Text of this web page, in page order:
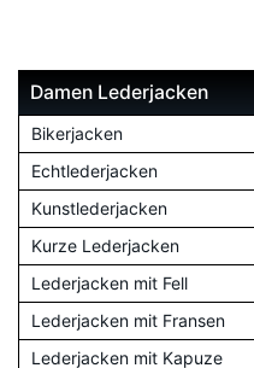
Damen Lederjacken
Bikerjacken
Echtlederjacken
Kunstlederjacken
Kurze Lederjacken
Lederjacken mit Fell
Lederjacken mit Fransen
Lederjacken mit Kapuze